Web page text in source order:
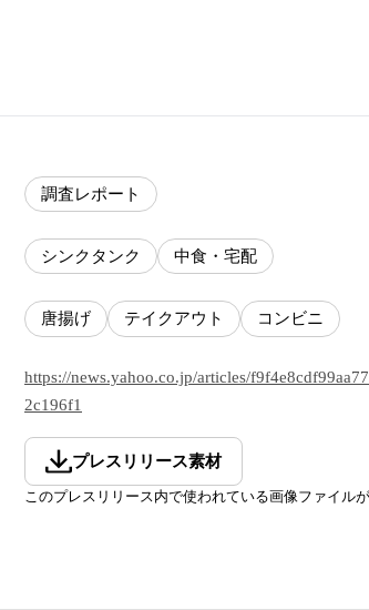
調査レポート
シンクタンク 中食・宅配
唐揚げ テイクアウト コンビニ
https://news.yahoo.co.jp/articles/
2c196f1
プレスリリース素材
このプレスリリース内で使われている画像ファイル